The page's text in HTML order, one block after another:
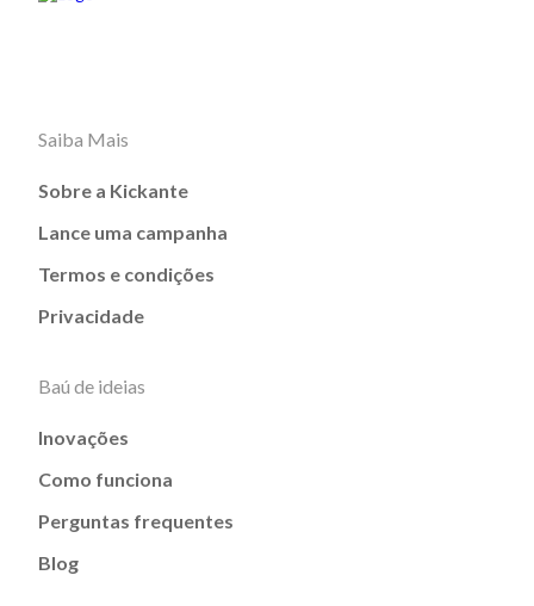
Saiba Mais
Sobre a Kickante
Lance uma campanha
Termos e condições
Privacidade
Baú de ideias
Inovações
Como funciona
Perguntas frequentes
Blog